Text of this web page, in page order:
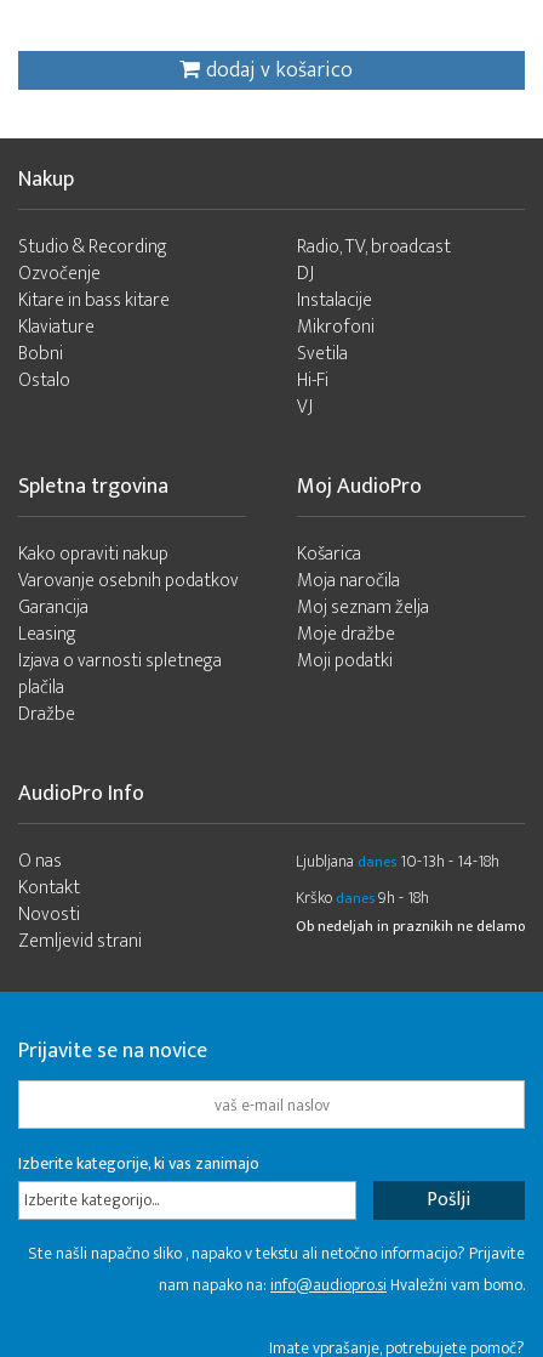
dodaj v košarico
Nakup
Studio & Recording
Ozvočenje
Kitare in bass kitare
Klaviature
Bobni
Ostalo
Radio, TV, broadcast
DJ
Instalacije
Mikrofoni
Svetila
Hi-Fi
VJ
Spletna trgovina
Kako opraviti nakup
Varovanje osebnih podatkov
Garancija
Leasing
Izjava o varnosti spletnega
plačila
Dražbe
Moj AudioPro
Košarica
Moja naročila
Moj seznam želja
Moje dražbe
Moji podatki
AudioPro Info
O nas
Kontakt
Novosti
Zemljevid strani
Ljubljana danes 10-13h - 14-18h
Krško danes9h - 18h
Ob nedeljah in praznikih ne delamo
Prijavite se na novice
Izberite kategorije, ki vas zanimajo
Izberite kategorijo...
Ste našli napačno sliko , napako v tekstu ali netočno informacijo? Prijavite
nam napako na:info@audiopro.siHvaležni vam bomo.
Imate vprašanje, potrebujete pomoč?